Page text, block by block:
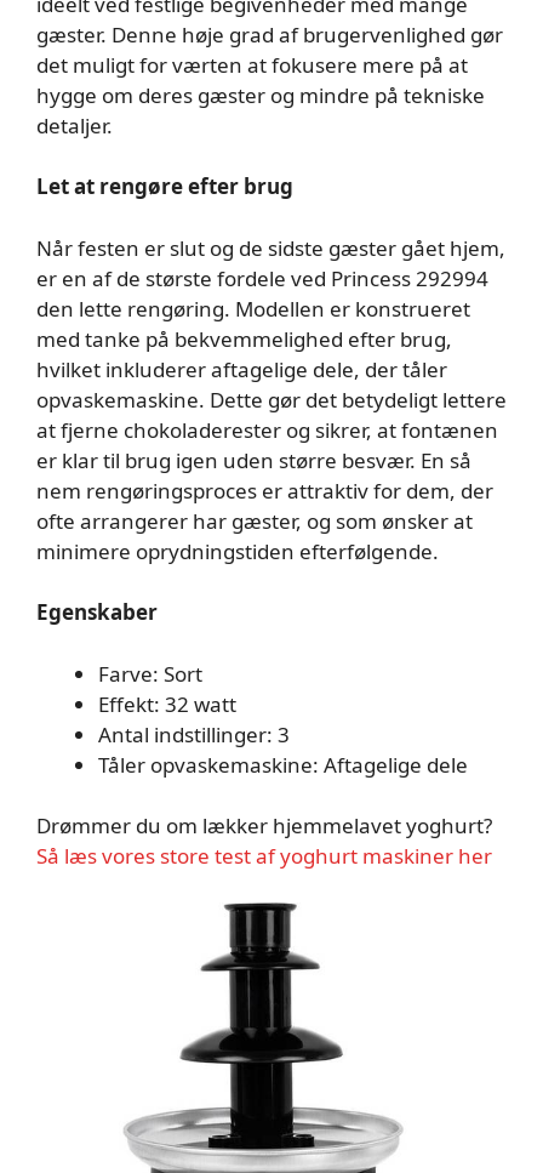
gæster. Denne høje grad af brugervenlighed gør
det muligt for værten at fokusere mere på at
hygge om deres gæster og mindre på tekniske
detaljer.
Let at rengøre efter brug
Når festen er slut og de sidste gæster gået hjem,
er en af de største fordele ved Princess 292994
den lette rengøring. Modellen er konstrueret
med tanke på bekvemmelighed efter brug,
hvilket inkluderer aftagelige dele, der tåler
opvaskemaskine. Dette gør det betydeligt lettere
at fjerne chokoladerester og sikrer, at fontænen
er klar til brug igen uden større besvær. En så
nem rengøringsproces er attraktiv for dem, der
ofte arrangerer har gæster, og som ønsker at
minimere oprydningstiden efterfølgende.
Egenskaber
Farve: Sort
Effekt: 32 watt
Antal indstillinger: 3
Tåler opvaskemaskine: Aftagelige dele
Drømmer du om lækker hjemmelavet yoghurt?
Så læs vores store test af yoghurt maskiner her